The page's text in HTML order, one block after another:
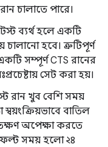
চালাতে পারে।
ব্যর্থ হলে একটি
হবে। ত্রুটিপূর্ণ
সম্পূর্ণ CTS রানের
সেট করা হয়।
রান খুব বেশি সময়
বাতিল
অপেক্ষা করতে
সময় হলো ২৪